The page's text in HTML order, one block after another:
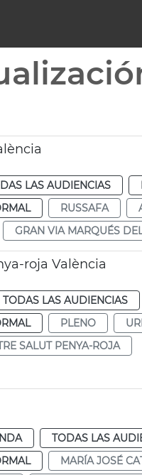
LAS AUDIENCIAS
RUSSAFA
GRAN VIA MARQUÉS
roja València
TODAS LAS AUDIENCIAS
PLENO
SALUT PENYA-ROJA
TODAS LAS
MARÍA JOSÉ